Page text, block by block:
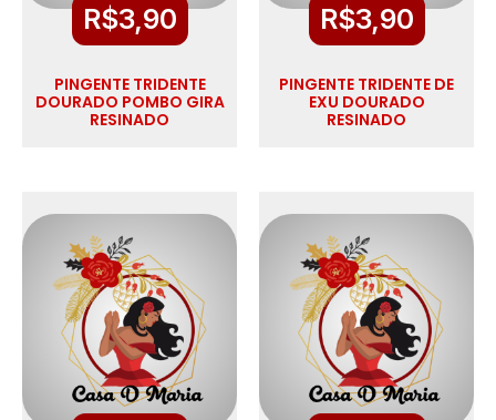
R$3,90
PINGENTE TRIDENTE
DOURADO POMBO GIRA
RESINADO
R$3,90
PINGENTE TRIDENTE DE
EXU DOURADO
RESINADO